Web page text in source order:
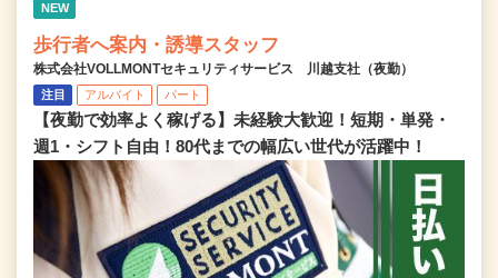
NEW
歩行者へ案内・誘導スタッフ
株式会社VOLLMONTセキュリティサービス 川越支社（夜勤）
注目 アルバイト パート
【夜勤で効率よく稼げる】未経験大歓迎！短期・単発・
週1・シフト自由！80代までの幅広い世代が活躍中！